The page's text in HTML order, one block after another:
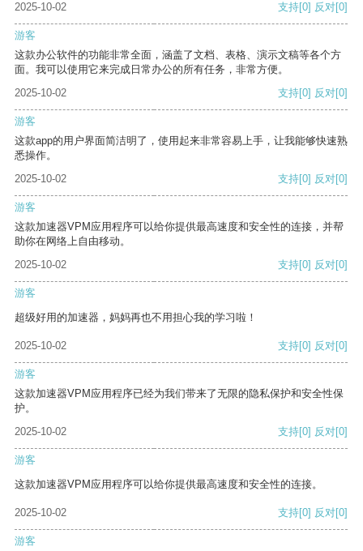
2025-10-02
支持[0] 反对[0]
游客
这款办公软件的功能非常全面，涵盖了文档、表格、演示文稿等各个方
面。我可以使用它来完成日常办公的所有任务，非常方便。
2025-10-02
支持[0] 反对[0]
游客
这款app的用户界面简洁明了，使用起来非常容易上手，让我能够快速熟
悉操作。
2025-10-02
支持[0] 反对[0]
游客
这款加速器VPM应用程序可以给你提供最高速度和安全性的连接，并帮
助你在网络上自由移动。
2025-10-02
支持[0] 反对[0]
游客
超级好用的加速器，妈妈再也不用担心我的学习啦！
2025-10-02 支持[0] 反对[0]
游客
这款加速器VPM应用程序已经为我们带来了无限的隐私保护和安全性保
护。
2025-10-02
支持[0] 反对[0]
游客
这款加速器VPM应用程序可以给你提供最高速度和安全性的连接。
2025-10-02 支持[0] 反对[0]
游客